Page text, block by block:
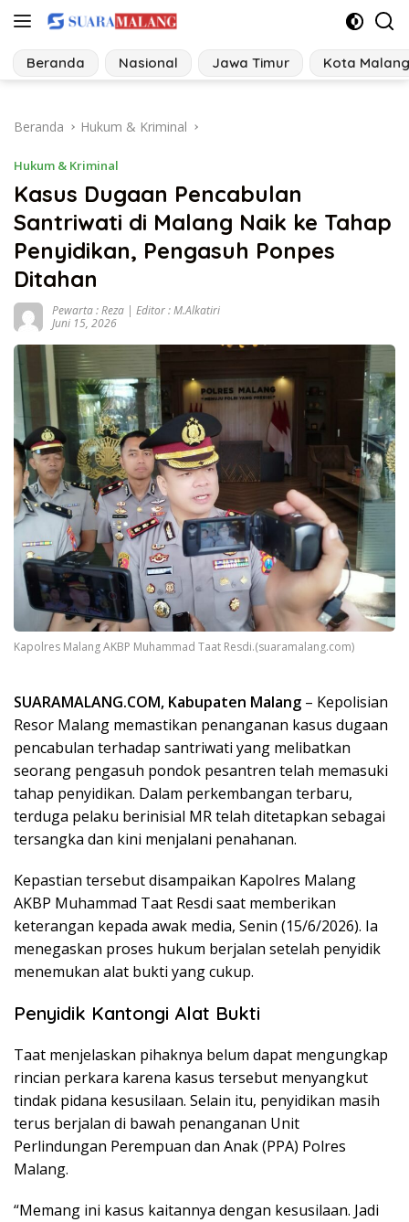
Langsung
konten
Beranda Nasional Jawa Timur Kota Malang
Beranda Hukum & Kriminal
Hukum & Kriminal
Kasus Dugaan Pencabulan
Santriwati di Malang Naik ke Tahap
Penyidikan, Pengasuh Ponpes
Ditahan
Pewarta : Reza | Editor : M.Alkatiri
Juni 15, 2026
Kapolres Malang AKBP Muhammad Taat Resdi.(suaramalang.com)
SUARAMALANG.COM, Kabupaten Malang – Kepolisian
Resor Malang memastikan penanganan kasus dugaan
pencabulan terhadap santriwati yang melibatkan
seorang pengasuh pondok pesantren telah memasuki
tahap penyidikan. Dalam perkembangan terbaru,
terduga pelaku berinisial MR telah ditetapkan sebagai
tersangka dan kini menjalani penahanan.
Kepastian tersebut disampaikan Kapolres Malang
AKBP Muhammad Taat Resdi saat memberikan
keterangan kepada awak media, Senin (15/6/2026). Ia
menegaskan proses hukum berjalan setelah penyidik
menemukan alat bukti yang cukup.
Penyidik Kantongi Alat Bukti
Taat menjelaskan pihaknya belum dapat mengungkap
rincian perkara karena kasus tersebut menyangkut
tindak pidana kesusilaan. Selain itu, penyidikan masih
terus berjalan di bawah penanganan Unit
Perlindungan Perempuan dan Anak (PPA) Polres
Malang.
“Memang ini kasus kaitannya dengan kesusilaan. Jadi